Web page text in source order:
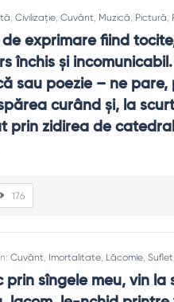
nu pe persoană, și
Nu e abandon, e respect.
adevărul, nu îl
, Civilizație, Cuvânt, Muzică, Pictură,
exprimare fiind
închis şi
sau poezie – ne
curând şi, la
prin zidirea de
176
Cuvânt, Imortalitate, Lăcomie,Suflet
prin sîngele meu, vin